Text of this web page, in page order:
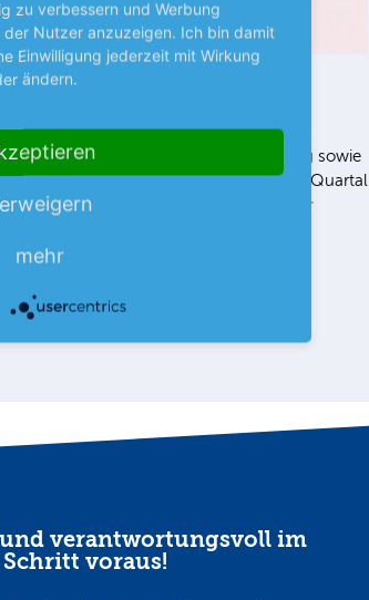
TRENDS
Mattel sieht rot
Die angespannte Kosumstimmung sowie
höhere Kosten haben Mattel im 2. Quartal
in die roten Zahlen gedrückt.
mehr
verantwortungsvoll im
voraus!
zu verbessern und Werbung
Nutzer anzuzeigen. Ich bin damit
Einwilligung jederzeit mit Wirkung
ändern.
mehr